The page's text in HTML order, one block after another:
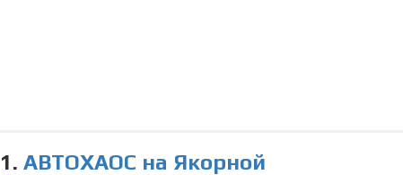
1. АВТОХАОС на Якорной